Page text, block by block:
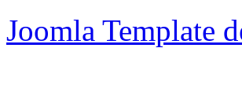
Joomla Template